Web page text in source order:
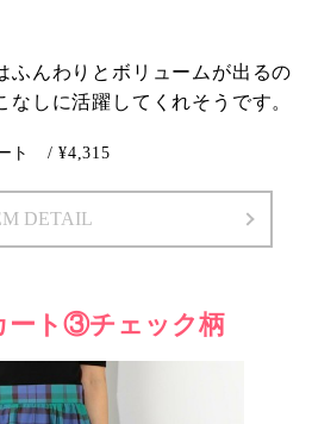
ふんわりとボリュームが出るの
しに活躍してくれそうです。
ト / ¥4,315
DETAIL
ート③チェック柄